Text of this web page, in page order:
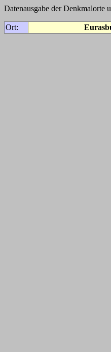
Datenausgabe der Denkmalorte
Ort: